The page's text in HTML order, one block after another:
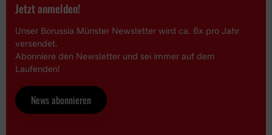
Jetzt anmelden!
Unser Borussia Münster Newsletter wird ca. 6x pro Jahr
versendet.
Abonniere den Newsletter und sei immer auf dem
Laufenden!
News abonnieren